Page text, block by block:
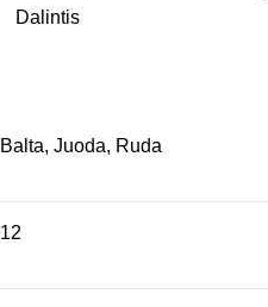
Dalintis
Balta, Juoda, Ruda
12